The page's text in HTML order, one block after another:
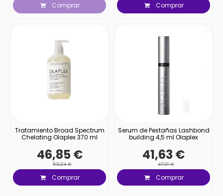
Comprar Comprar
Tratamiento Broad Spectrum
Chelating Olaplex 370 ml
46,85 €
53,24 €
Comprar
Serum de Pestañas Lashbond
building 4,5 ml Olaplex
41,63 €
47,31 €
Comprar